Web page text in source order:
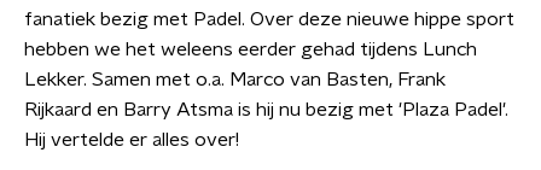
fanatiek bezig met Padel. Over deze nieuwe hippe sport
hebben we het weleens eerder gehad tijdens Lunch
Lekker. Samen met o.a. Marco van Basten, Frank
Rijkaard en Barry Atsma is hij nu bezig met 'Plaza Padel'.
Hij vertelde er alles over!